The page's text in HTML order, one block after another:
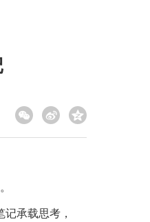
承载思考，